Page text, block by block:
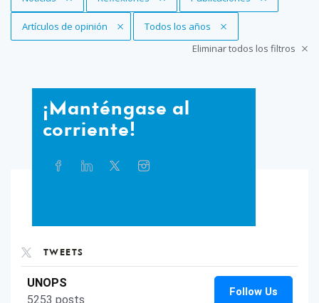
Eliminar filtro
Artículos de opinión Eliminar filtro
Todos los años
Eliminar todos los filtros
¡Manténgase
corriente!
¡Manténgase al
corriente!
Compartir
este FacebookLinkedinTwitterInstagram
TWEETS